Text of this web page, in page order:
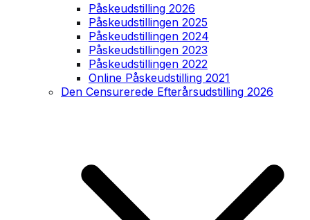
Påskeudstilling 2026
Påskeudstillingen 2025
Påskeudstillingen 2024
Påskeudstillingen 2023
Påskeudstillingen 2022
Online Påskeudstilling 2021
Den Censurerede Efterårsudstilling 2026